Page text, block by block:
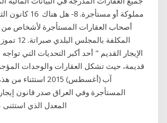
أصحاب العقارات المستأجرة لأشخاص من
الإيجار القديم " أحد أكبر التحديات التي
آب (أغسطس) 2015